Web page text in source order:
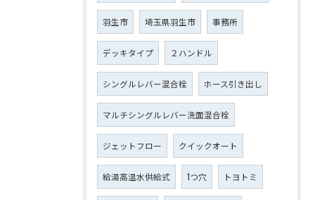
羽生市 埼玉県羽生市 事務所
デッキタイプ ２ハンドル
シングルレバー混合栓 ホース引き出し
マルチシングルレバー洗面混合栓
ジェットフロー クイックオート
給湯高温水供給式 1つ穴 トヨトミ